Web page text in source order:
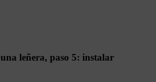
leñera, paso 5: instalar